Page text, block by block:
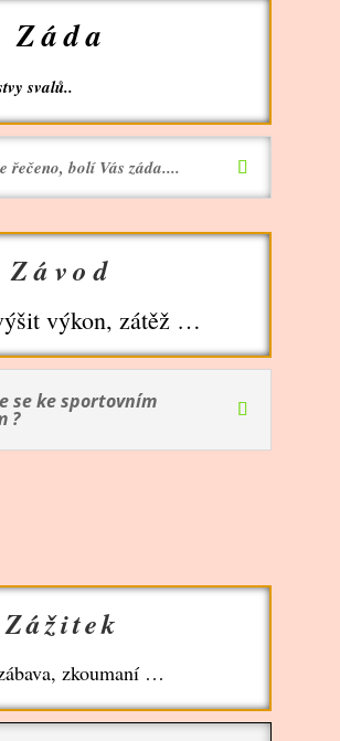
Záda
svalů..
řečeno, bolí Vás záda....
Závod
výkon, zátěž …
se ke sportovním
?
Zážitek
zkoumaní …